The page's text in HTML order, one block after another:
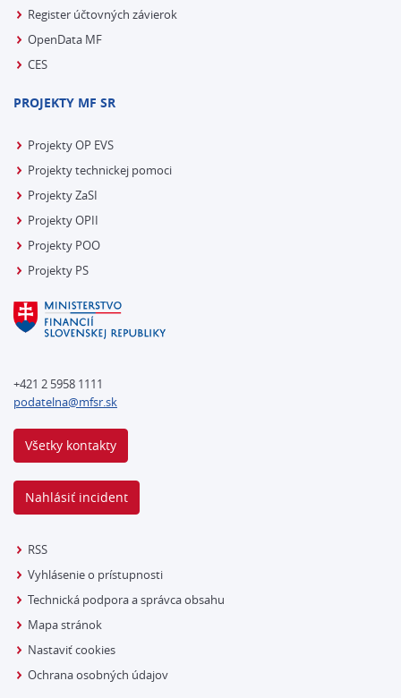
Register účtovných závierok
OpenData MF
CES
PROJEKTY MF SR
Projekty OP EVS
Projekty technickej pomoci
Projekty ZaSI
Projekty OPII
Projekty POO
Projekty PS
+421 2 5958 1111
podatelna@mfsr.sk
Všetky kontakty
Nahlásiť incident
RSS
Vyhlásenie o prístupnosti
Technická podpora a správca obsahu
Mapa stránok
Nastaviť cookies
Ochrana osobných údajov